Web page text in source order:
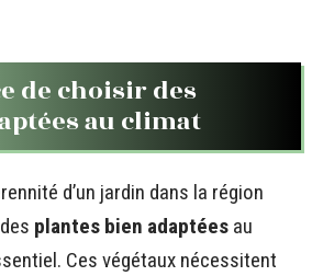
de choisir des
au climat
d’un jardin dans la région
plantes bien adaptées au
Ces végétaux nécessitent